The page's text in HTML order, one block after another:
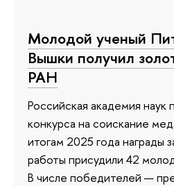
Молодой ученый
Вышки получил
РАН
Российская академия наук
конкурса на соискание
итогам 2025 года награды
работы присудили 42
В числе победителей —